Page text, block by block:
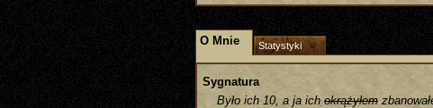
O Mnie Statystyki
Sygnatura
Było ich 10, a ja ich okrążyłem